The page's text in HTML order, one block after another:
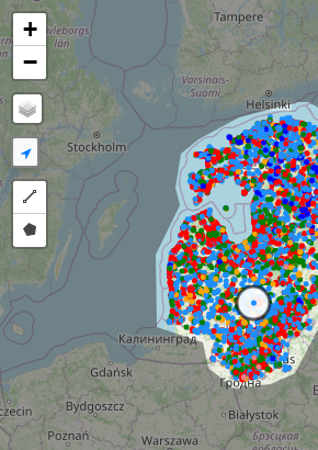
+
−
Draw a polyline
Draw a polygon